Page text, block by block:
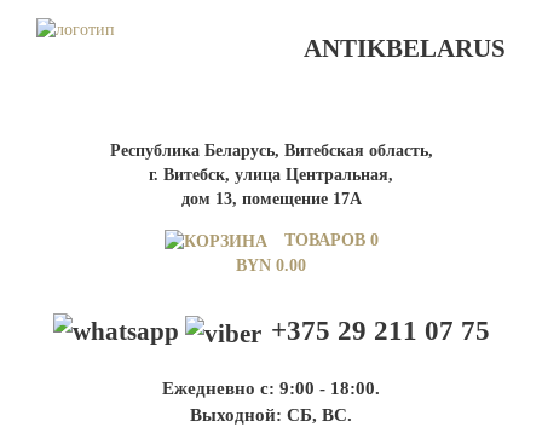
Республика Беларусь, Витебская область,
г. Витебск, улица Центральная,
дом 13, помещение 17А
ANTIKBELARUS
ТОВАРОВ 0
BYN 0.00
+375 29 211 07 75
Ежедневно с: 9:00 - 18:00.
Выходной: СБ, ВС.